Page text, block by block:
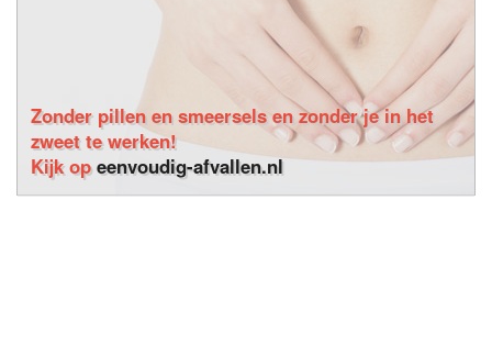
Zonder pillen en smeersels en zonder je in het
zweet te werken!
Kijk opeenvoudig-afvallen.nl